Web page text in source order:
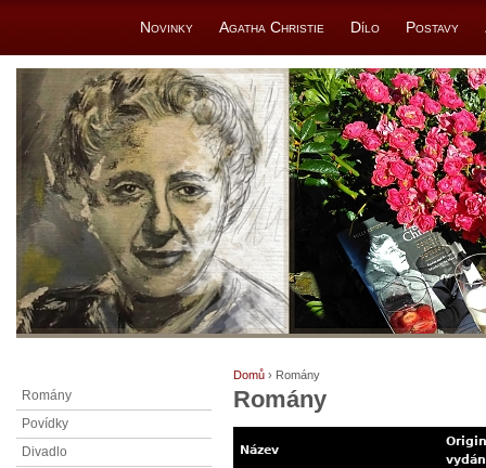
Novinky Agatha Christie Dílo Postavy
Domů › Romány
Romány
Název
Romány
Povídky
Divadlo